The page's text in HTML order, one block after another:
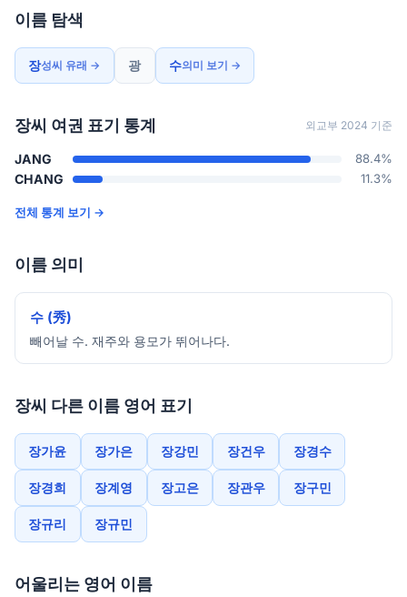
이름 탐색
장성씨 유래 → 광 수의미 보기 →
장씨 여권 표기 통계 외교부 2024 기준
JANG 88.4%
CHANG 11.3%
전체 통계 보기 →
이름 의미
수 (秀)
빼어날 수. 재주와 용모가 뛰어나다.
장씨 다른 이름 영어 표기
장가윤 장가은 장강민 장건우 장경수
장경희 장계영 장고은 장관우 장구민
장규리 장규민
어울리는 영어 이름